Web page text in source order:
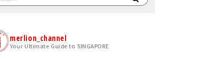
merlion_channel
Your Ultimate Guide to SINGAPORE